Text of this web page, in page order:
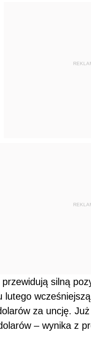
silną
lutego
za uncję.
– wynika z